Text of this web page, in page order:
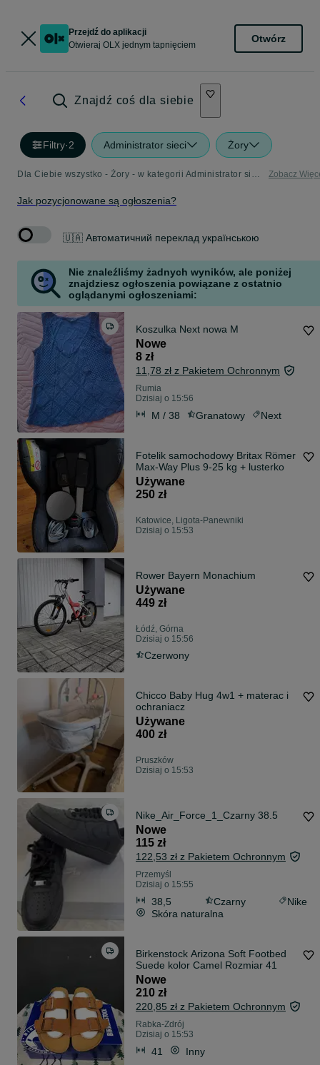
Przejdź do aplikacji
Otwieraj OLX jednym tapnięciem
Otwórz
Znajdź coś dla siebie
Filtry·2 Administrator sieci Żory
Dla Ciebie wszystko - Żory - w kategorii Administrator sieci Zobacz
Jak pozycjonowane są ogłoszenia?
🇺🇦 Автоматичний переклад українською
Nie znaleźliśmy żadnych wyników, ale poniżej
znajdziesz ogłoszenia powiązane z ostatnio
oglądanymi ogłoszeniami:
Koszulka Next nowa M
Nowe
8 zł
11,78 zł z Pakietem Ochronnym
Rumia
Dzisiaj o 15:56
M / 38 Granatowy Next
Fotelik samochodowy Britax Römer
Max-Way Plus 9-25 kg + lusterko
Używane
250 zł
Katowice, Ligota-Panewniki
Dzisiaj o 15:53
Rower Bayern Monachium
Używane
449 zł
Łódź, Górna
Dzisiaj o 15:56
Czerwony
Chicco Baby Hug 4w1 + materac i
ochraniacz
Używane
400 zł
Pruszków
Dzisiaj o 15:53
Nike_Air_Force_1_Czarny 38.5
Nowe
115 zł
122,53 zł z Pakietem Ochronnym
Przemyśl
Dzisiaj o 15:55
38,5 Czarny
Nike
Skóra naturalna
Birkenstock Arizona Soft Footbed
Suede kolor Camel Rozmiar 41
Nowe
210 zł
220,85 zł z Pakietem Ochronnym
Rabka-Zdrój
Dzisiaj o 15:53
41 Inny